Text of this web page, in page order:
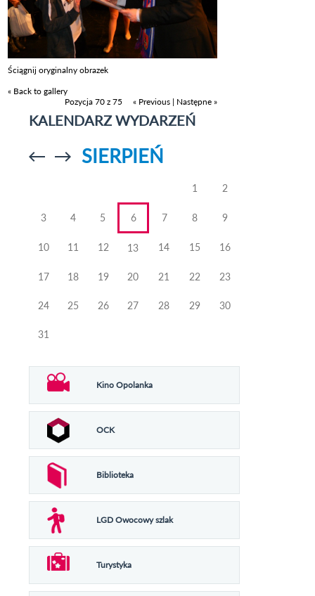
Ściągnij oryginalny obrazek
« Back to gallery
Pozycja 70 z 75
« Previous | Następne »
KALENDARZ WYDARZEŃ
Przejdź doPrzejdź do
SIERPIEŃ
1 2
3 4 5 6 7 8 9
10 11 12 13 14 15 16
17 18 19 20 21 22 23
24 25 26 27 28 29 30
31
Kino Opolanka
OCK
Biblioteka
LGD Owocowy szlak
Turystyka